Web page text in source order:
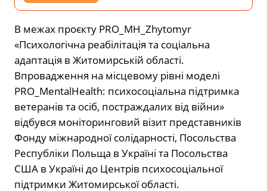
В межах проєкту PRO_MH_Zhytomyr
«Психологічна реабілітація та соціальна
адаптація в Житомирській області.
Впровадження на місцевому рівні моделі
PRO_MentalHealth: психосоціальна підтримка
ветеранів та осіб, постраждалих від війни»
відбувся моніторинговий візит представників
Фонду міжнародної солідарності, Посольства
Республіки Польща в Україні та Посольства
США в Україні до Центрів психосоціальної
підтримки Житомирської області.